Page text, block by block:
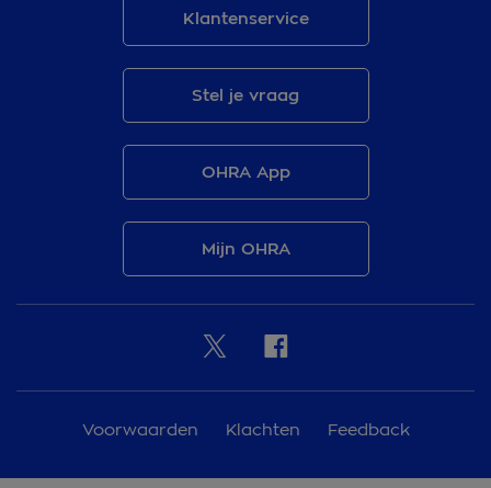
Klantenservice
Stel je vraag
OHRA App
Mijn OHRA
Voorwaarden Klachten Feedback